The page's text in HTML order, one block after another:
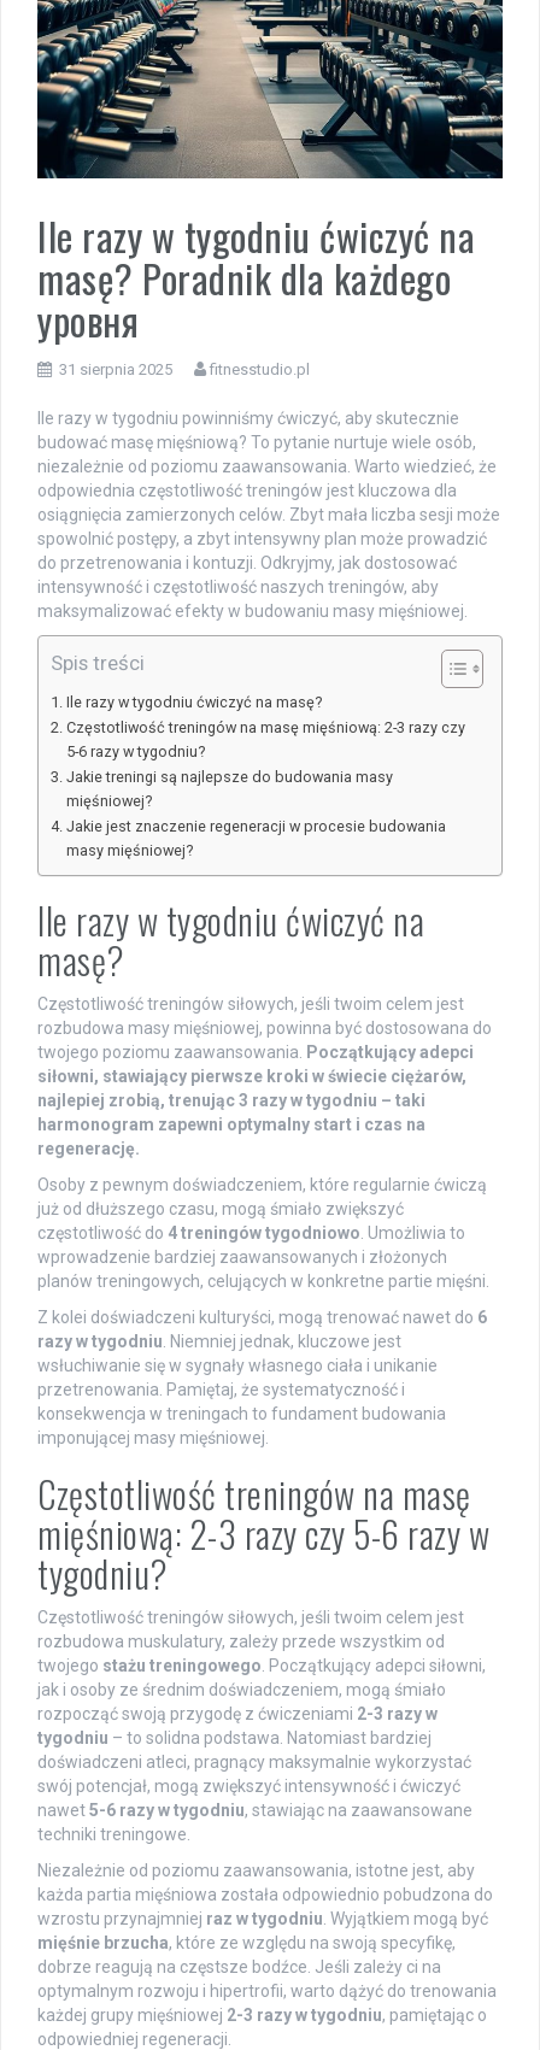
Ile razy w tygodniu ćwiczyć na
masę? Poradnik dla każdego
уровня
31 sierpnia 2025 fitnesstudio.pl
Ile razy w tygodniu powinniśmy ćwiczyć, aby skutecznie
budować masę mięśniową? To pytanie nurtuje wiele osób,
niezależnie od poziomu zaawansowania. Warto wiedzieć, że
odpowiednia częstotliwość treningów jest kluczowa dla
osiągnięcia zamierzonych celów. Zbyt mała liczba sesji może
spowolnić postępy, a zbyt intensywny plan może prowadzić
do przetrenowania i kontuzji. Odkryjmy, jak dostosować
intensywność i częstotliwość naszych treningów, aby
maksymalizować efekty w budowaniu masy mięśniowej.
Spis treści
Ile razy w tygodniu ćwiczyć na masę?
Częstotliwość treningów na masę mięśniową: 2-3 razy czy
5-6 razy w tygodniu?
Jakie treningi są najlepsze do budowania masy
mięśniowej?
Jakie jest znaczenie regeneracji w procesie budowania
masy mięśniowej?
Ile razy w tygodniu ćwiczyć na
masę?
Częstotliwość treningów siłowych, jeśli twoim celem jest
rozbudowa masy mięśniowej, powinna być dostosowana do
twojego poziomu zaawansowania.
Początkujący adepci
siłowni, stawiający pierwsze kroki w świecie ciężarów,
najlepiej zrobią, trenując 3 razy w tygodniu – taki
harmonogram zapewni optymalny start i czas na
regenerację.
Osoby z pewnym doświadczeniem, które regularnie ćwiczą
już od dłuższego czasu, mogą śmiało zwiększyć
częstotliwość do 4 treningów tygodniowo . Umożliwia to
wprowadzenie bardziej zaawansowanych i złożonych
planów treningowych, celujących w konkretne partie mięśni.
Z kolei doświadczeni kulturyści, mogą trenować nawet do 6
razy w tygodniu . Niemniej jednak, kluczowe jest
wsłuchiwanie się w sygnały własnego ciała i unikanie
przetrenowania. Pamiętaj, że systematyczność i
konsekwencja w treningach to fundament budowania
imponującej masy mięśniowej.
Częstotliwość treningów na masę
mięśniową: 2-3 razy czy 5-6 razy w
tygodniu?
Częstotliwość treningów siłowych, jeśli twoim celem jest
rozbudowa muskulatury, zależy przede wszystkim od
twojego stażu treningowego . Początkujący adepci siłowni,
jak i osoby ze średnim doświadczeniem, mogą śmiało
rozpocząć swoją przygodę z ćwiczeniami 2-3 razy w
tygodniu – to solidna podstawa. Natomiast bardziej
doświadczeni atleci, pragnący maksymalnie wykorzystać
swój potencjał, mogą zwiększyć intensywność i ćwiczyć
nawet5-6 razy w tygodniu, stawiając na zaawansowane
techniki treningowe.
Niezależnie od poziomu zaawansowania, istotne jest, aby
każda partia mięśniowa została odpowiednio pobudzona do
wzrostu przynajmniej raz w tygodniu . Wyjątkiem mogą być
mięśnie brzucha, które ze względu na swoją specyfikę,
dobrze reagują na częstsze bodźce. Jeśli zależy ci na
optymalnym rozwoju i hipertrofii, warto dążyć do trenowania
każdej grupy mięśniowej 2-3 razy w tygodniu, pamiętając o
odpowiedniej regeneracji.